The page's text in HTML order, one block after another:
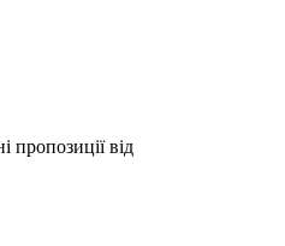
пропозиції від